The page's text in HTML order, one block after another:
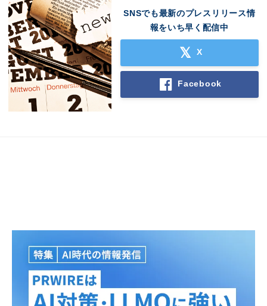
SNSでも最新のプレスリリース情
報をいち早く配信中
X
Facebook